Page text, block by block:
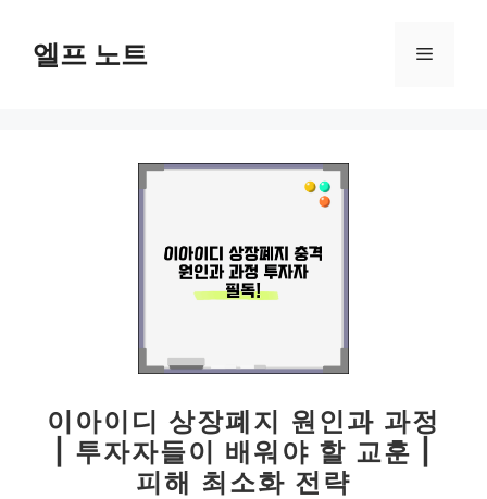
엘프 노트 메
이아이디 상장폐지 원인과 과정
| 투자자들이 배워야 할 교훈 |
피해 최소화 전략